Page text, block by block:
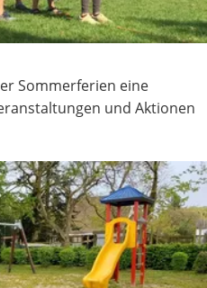
Sommerferien eine
und Aktionen